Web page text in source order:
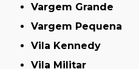
Vargem Grande
Vargem Pequena
Vila Kennedy
Vila Militar